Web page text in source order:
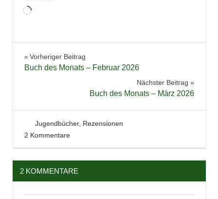
Wird
Buch
Jugendbuch
Lesen
Literatur
Missbrauch
Beitragsnavigation
Vorheriger Beitrag
Buch des Monats – Februar 2026
Nächster Beitrag
Buch des Monats – März 2026
22. März 2026
Tintenhain
Jugendbücher, Rezensionen
2 Kommentare
2 KOMMENTARE